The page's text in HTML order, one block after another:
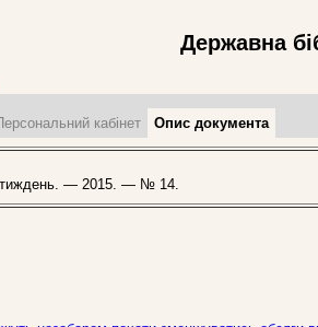
Державна
кабінет Опис документа
тиждень. — 2015. — № 14.